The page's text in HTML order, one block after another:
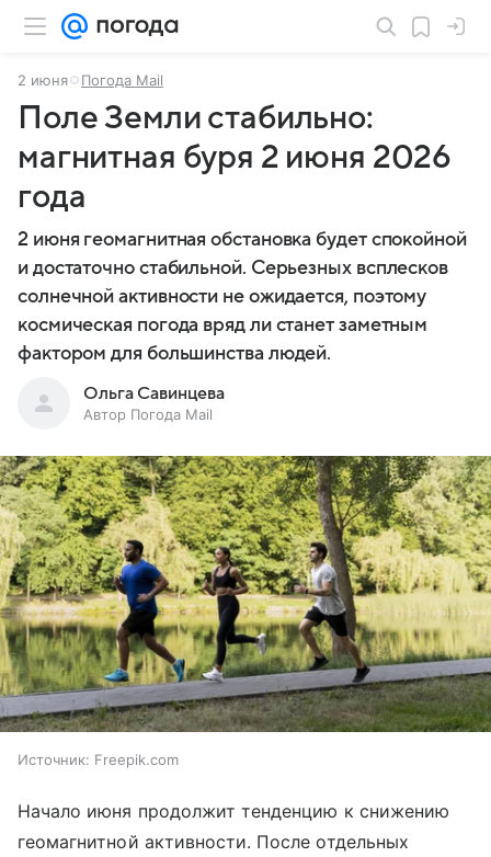
2 июня Погода Mail
Поле Земли стабильно:
магнитная буря 2 июня 2026
года
2 июня геомагнитная обстановка будет спокойной
и достаточно стабильной. Серьезных всплесков
солнечной активности не ожидается, поэтому
космическая погода вряд ли станет заметным
фактором для большинства людей.
Ольга Савинцева
Автор Погода Mail
Источник: Freepik.com
Начало июня продолжит тенденцию к снижению
геомагнитной активности. После отдельных